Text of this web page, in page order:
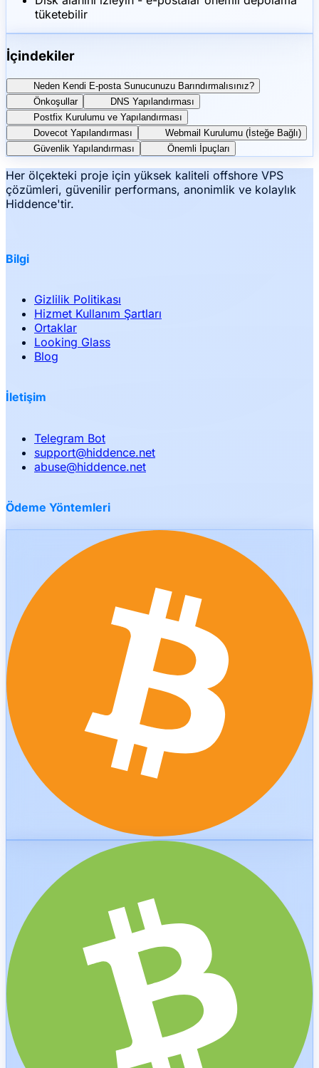
tüketebilir
İçindekiler
Neden Kendi E-posta Sunucunuzu Barındırmalısınız?
Önkoşullar
DNS Yapılandırması
Postfix Kurulumu ve Yapılandırması
Dovecot Yapılandırması
Webmail Kurulumu (İsteğe Bağlı)
Güvenlik Yapılandırması
Önemli İpuçları
Her ölçekteki proje için yüksek kaliteli offshore VPS
çözümleri, güvenilir performans, anonimlik ve kolaylık
Hiddence'tir.
Bilgi
Gizlilik Politikası
Hizmet Kullanım Şartları
Ortaklar
Looking Glass
Blog
İletişim
Telegram Bot
support@hiddence.net
abuse@hiddence.net
Ödeme Yöntemleri